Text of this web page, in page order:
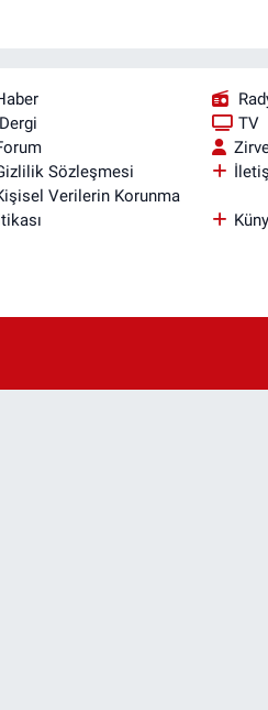
Dergi
TV
Sözleşmesi
Verilerin Korunma